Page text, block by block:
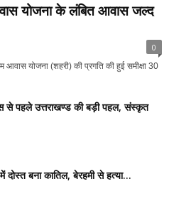
योजना के लंबित आवास जल्द
0
आवास योजना (शहरी) की प्रगति की हुई समीक्षा 30
से पहले उत्तराखण्ड की बड़ी पहल, संस्कृत
बना कातिल, बेरहमी से हत्या...